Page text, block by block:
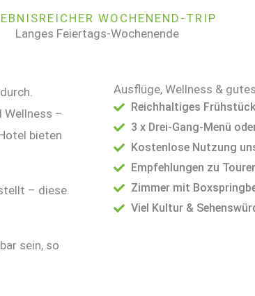
WOCHENEND-TRIP
Langes Feiertags-Wochenende
Wellness –
bieten
– diese
sein, so
Ausflüge, Wellness &
Reichhaltiges
3 x Drei-Gang-Menü
Kostenlose Nutzung
Empfehlungen zu
Zimmer mit
Viel Kultur &